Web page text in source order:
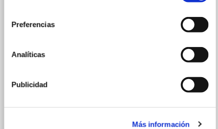
Preferencias
Analíticas
Publicidad
Más información